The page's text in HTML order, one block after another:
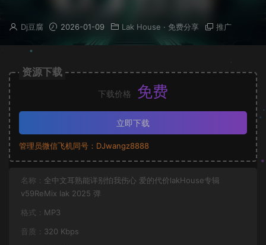
Dj豆腐 2026-01-09 Lak House · 免费分享 推广
资源下载
下载价格 免费
立即下载
管理员微信飞机同号：DJwangz8888
名称： 全中文耳熟能详别怕我伤心 爱的代价lakHouse专辑
v59ReMix lak 2025 弹
格式： MP3
音质： 320 Kbps